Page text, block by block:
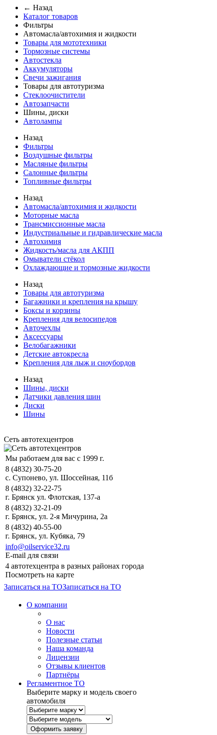
← Назад
Каталог товаров
Фильтры
Автомасла/автохимия и жидкости
Товары для мототехники
Тормозные системы
Автостекла
Аккумуляторы
Свечи зажигания
Товары для автотуризма
Стеклоочистители
Автозапчасти
Шины, диски
Автолампы
Назад
Фильтры
Воздушные фильтры
Масляные фильтры
Салонные фильтры
Топливные фильтры
Назад
Автомасла/автохимия и жидкости
Моторные масла
Трансмиссионные масла
Индустриальные и гидравлические масла
Автохимия
Жидкость/масла для АКПП
Омыватели стёкол
Охлаждающие и тормозные жидкости
Назад
Товары для автотуризма
Багажники и крепления на крышу
Боксы и корзины
Крепления для велосипедов
Авточехлы
Аксессуары
Велобагажники
Детские автокресла
Крепления для лыж и сноубордов
Назад
Шины, диски
Датчики давления шин
Диски
Шины
Сеть автотехцентров
Мы работаем для вас с 1999 г.
8 (4832) 30-75-20
с. Супонево, ул. Шоссейная, 11б
8 (4832) 32-22-75
г. Брянск ул. Флотская, 137-а
8 (4832) 32-21-09
г. Брянск, ул. 2-я Мичурина, 2а
8 (4832) 40-55-00
г. Брянск, ул. Кубяка, 79
info@oilservice32.ru
E-mail для связи
4 автотехцентра в разных районах города
Посмотреть на карте
Записаться на ТОЗаписаться на ТО
О компании
О нас
Новости
Полезные статьи
Наша команда
Лицензии
Отзывы клиентов
Партнёры
Регламентное ТО
Выберите марку и модель своего
автомобиля